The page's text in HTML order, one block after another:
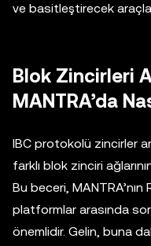
ve basitleştirecek
Blok Zincirleri
MANTRA’da
IBC protokolü zincirler
farklı blok zinciri
Bu beceri, MANTRA’nın
platformlar arasında
önemlidir. Gelin, buna